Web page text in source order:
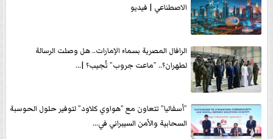
الاصطناعي | فيديو
الرافال المصرية بسماء الإمارات.. هل وصلت الرسالة
لطهران؟.. ”ماعت جروب” تُجيب؟ |...
”أسفاليا” تتعاون مع ”هواوي كلاود” لتوفير حلول الحوسبة
السحابية والأمن السيبراني في...